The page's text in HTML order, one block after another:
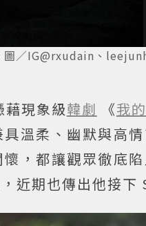
圖／IG@rxudain、
藉現象級韓劇 《我
溫柔、幽默與高
，都讓觀眾徹底
近期也傳出他接下